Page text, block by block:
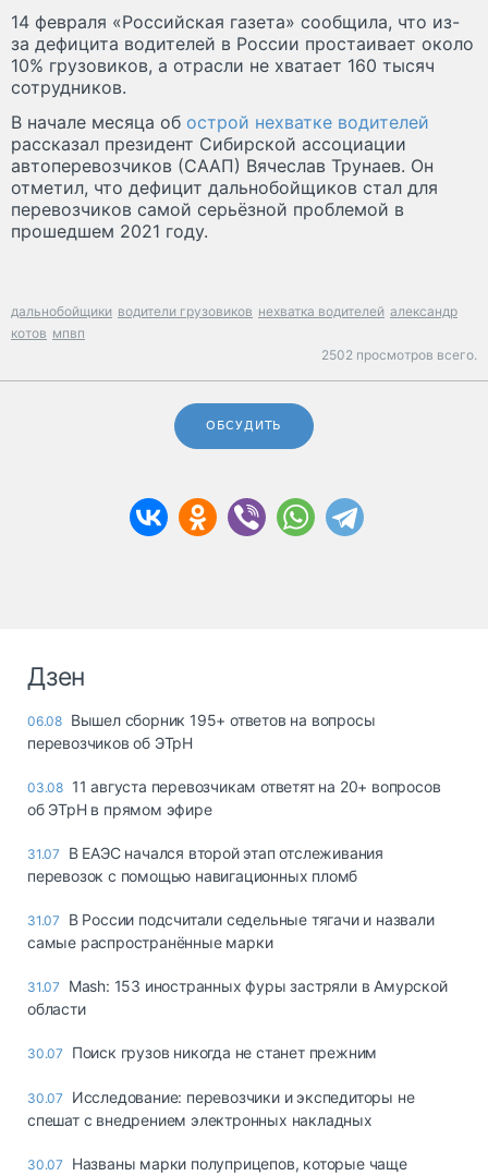
14 февраля «Российская газета» сообщила, что из-
за дефицита водителей в России простаивает около
10% грузовиков, а отрасли не хватает 160 тысяч
сотрудников.
В начале месяца об острой нехватке водителей
рассказал президент Сибирской ассоциации
автоперевозчиков (СААП) Вячеслав Трунаев. Он
отметил, что дефицит дальнобойщиков стал для
перевозчиков самой серьёзной проблемой в
прошедшем 2021 году.
дальнобойщики водители грузовиков нехватка водителей александр
котов мпвп
2502 просмотров всего.
ОБСУДИТЬ
Дзен
06.08 Вышел сборник 195+ ответов на вопросы
перевозчиков об ЭТрН
03.08 11 августа перевозчикам ответят на 20+ вопросов
об ЭТрН в прямом эфире
31.07
В ЕАЭС начался второй этап отслеживания
перевозок с помощью навигационных пломб
31.07
В России подсчитали седельные тягачи и назвали
самые распространённые марки
31.07
Mash: 153 иностранных фуры застряли в Амурской
области
30.07 Поиск грузов никогда не станет прежним
30.07
Исследование: перевозчики и экспедиторы не
спешат с внедрением электронных накладных
30.07
Названы марки полуприцепов, которые чаще